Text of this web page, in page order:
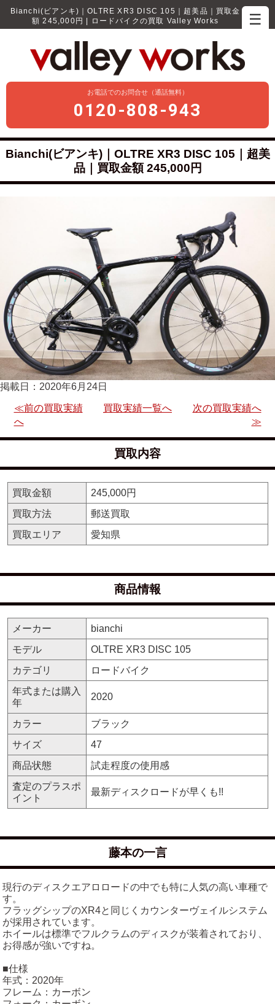
☰
Bianchi(ビアンキ)｜OLTRE XR3 DISC 105｜超美品｜買取金
額 245,000円 | ロードバイクの買取 Valley Works
お電話でのお問合せ（通話無料）
0120-808-943
Bianchi(ビアンキ)｜OLTRE XR3 DISC 105｜超美
品｜買取金額 245,000円
掲載日：2020年6月24日
≪前の買取実績
へ
買取実績一覧へ
次の買取実績へ
≫
買取内容
買取金額
245,000円
買取方法
郵送買取
買取エリア
愛知県
商品情報
メーカー
bianchi
モデル
OLTRE XR3 DISC 105
カテゴリ
ロードバイク
年式または購入
年
2020
カラー
ブラック
サイズ
47
商品状態
試走程度の使用感
査定のプラスポ
イント
最新ディスクロードが早くも!!
藤本の一言
現行のディスクエアロロードの中でも特に人気の高い車種で
す。
フラッグシップのXR4と同じくカウンターヴェイルシステム
が採用されています。
ホイールは標準でフルクラムのディスクが装着されており、
お得感が強いですね。
■仕様
年式：2020年
フレーム：カーボン